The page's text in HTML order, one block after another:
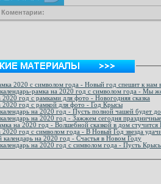
2020 с символом года - Новый год спешит к нам
рамка на 2020 год с символом года - Мы
2020 год с рамками для фото - Новогодняя сказка
2020 год с рамкой для фото - Год Крысы
на 2020 год - Пусть полной чашей будет
на 2020 год - Зажжем сегодня
на 2020 год - Волшебной сказкой в дом стучится
2020 год с символом года - В Новый Год звезда
календарь на 2020 год - Счастья в Новом Году
на 2020 год с символом года - Пусть